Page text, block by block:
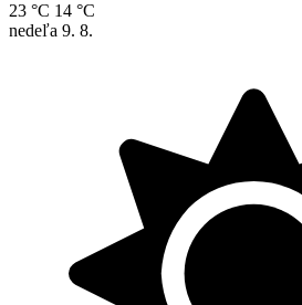
23 °C 14 °C
nedeľa 9. 8.